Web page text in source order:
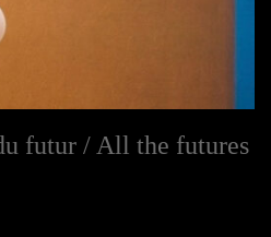
futur / All the futures